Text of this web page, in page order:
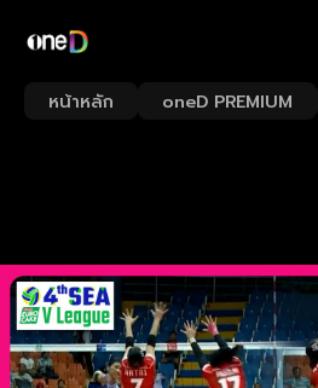
หน้าหลัก oneD PREMIUM